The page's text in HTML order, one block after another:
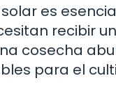
es
recibir
cosecha
para el